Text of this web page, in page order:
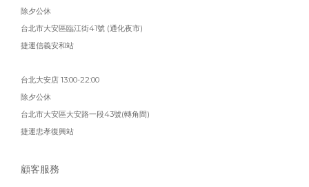
除夕公休
台北市大安區臨江街41號 (通化夜市)
捷運信義安和站
台北大安店 13:00-22:00
除夕公休
台北市大安區大安路一段43號(轉角間)
捷運忠孝復興站
顧客服務